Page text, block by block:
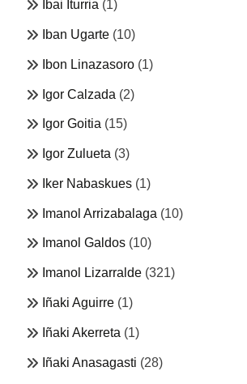
Ibai Iturria (1)
Iban Ugarte (10)
Ibon Linazasoro (1)
Igor Calzada (2)
Igor Goitia (15)
Igor Zulueta (3)
Iker Nabaskues (1)
Imanol Arrizabalaga (10)
Imanol Galdos (10)
Imanol Lizarralde (321)
Iñaki Aguirre (1)
Iñaki Akerreta (1)
Iñaki Anasagasti (28)